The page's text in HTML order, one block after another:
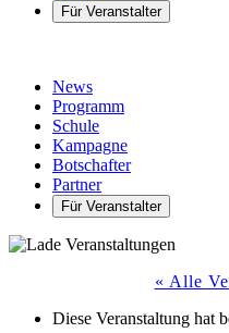
Für Veranstalter
News
Programm
Schule
Kampagne
Botschafter
Partner
Für Veranstalter
« Alle
Diese Veranstaltung hat